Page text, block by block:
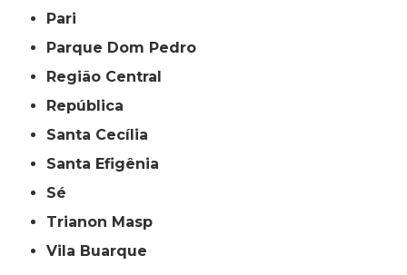
Pari
Parque Dom Pedro
Região Central
República
Santa Cecília
Santa Efigênia
Sé
Trianon Masp
Vila Buarque